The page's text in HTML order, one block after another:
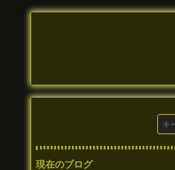
現在のブログ